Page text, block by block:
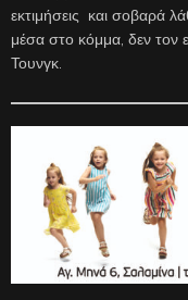
εκτιμήσεις και σοβαρά
μέσα στο κόμμα, δεν τον
Τουνγκ.